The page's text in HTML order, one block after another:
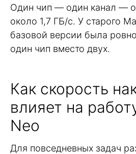
Один чип — один канал —
около 1,7 ГБ/с. У старого
базовой версии была
один чип вместо двух.
Как скорость
влияет на
Neo
Для повседневных задач